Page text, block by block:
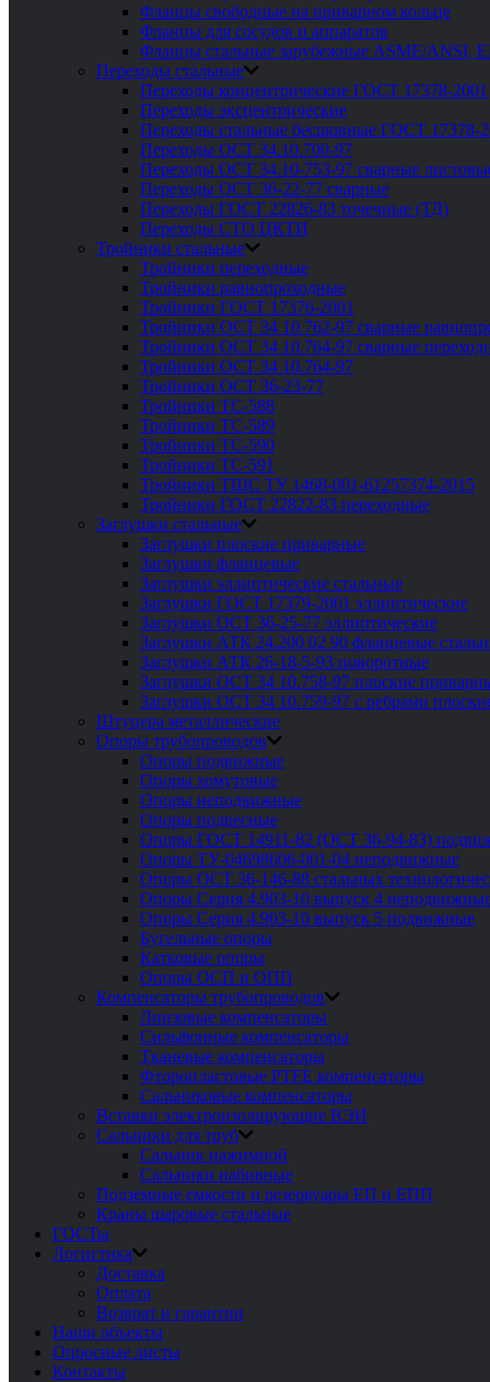
Фланцы свободные на приварном кольце
Фланцы для сосудов и аппаратов
Фланцы стальные зарубежные ASME/ANSI,
Переходы стальные
Переходы концентрические ГОСТ 17378-2001
Переходы эксцентрические
Переходы стальные бесшовные ГОСТ 17378-
Переходы ОСТ 34.10.700-97
Переходы ОСТ 34.10-753-97 сварные
Переходы ОСТ 36-22-77 сварные
Переходы ГОСТ 22826-83 точечные (ТД)
Переходы СТО ЦКТИ
Тройники стальные
Тройники переходные
Тройники равнопроходные
Тройники ГОСТ 17376-2001
Тройники ОСТ 34 10.762-97 сварные
Тройники ОСТ 34 10.764-97 сварные
Тройники ОСТ 34 10.764-97
Тройники ОСТ 36-23-77
Тройники ТС-588
Тройники ТС-589
Тройники ТС-590
Тройники ТС-591
Тройники ТШС ТУ 1468-001-61257374-2015
Тройники ГОСТ 22822-83 переходные
Заглушки стальные
Заглушки плоские приварные
Заглушки фланцевые
Заглушки эллиптические стальные
Заглушки ГОСТ 17379-2001 эллиптические
Заглушки ОСТ 36-25-77 эллиптические
Заглушки АТК 24.200 02 90 фланцевые
Заглушки АТК 26-18-5-93 поворотные
Заглушки ОСТ 34 10.758-97 плоские
Заглушки ОСТ 34 10.759-97 с ребрами
Штуцера металлические
Опоры трубопроводов
Опоры подвижные
Опоры хомутовые
Опоры неподвижные
Опоры подвесные
Опоры ГОСТ 14911-82 (ОСТ 36-94-83)
Опоры ТУ-04698606-001-04 неподвижные
Опоры ОСТ 36-146-88 стальных
Опоры Серия 4.903-10 выпуск 4
Опоры Серия 4.903-10 выпуск 5 подвижные
Бугельные опоры
Катковые опоры
Опоры ОСП и ОПП
Компенсаторы трубопроводов
Линзовые компенсаторы
Сильфонные компенсаторы
Тканевые компенсаторы
Фторопластовые PTFE компенсаторы
Сальниковые компенсаторы
Вставки электроизолирующие ВЭИ
Сальники для труб
Сальник нажимной
Сальники набивные
Подземные емкости и резервуары ЕП и ЕПП
Краны шаровые стальные
ГОСТы
Логистика
Доставка
Оплата
Возврат и гарантии
Наши объекты
Опросные листы
Контакты